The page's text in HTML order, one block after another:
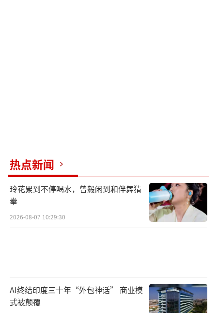
热点新闻
玲花累到不停喝水，曾毅闲到和伴舞猜
拳
2026-08-07 10:29:30
AI终结印度三十年“外包神话” 商业模
式被颠覆